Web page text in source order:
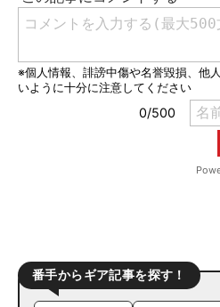
番手からギア記事を探す！